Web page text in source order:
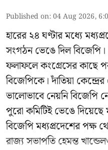
Published on:04 Aug 2026,
হারের ২৪ ঘণ্টার মধ্যে
সংগঠন ভেঙে দিল বিজেপি।
ফলাফলে কংগ্রেসের কাছে
বিজেপিকে। দাঁতিয়া
ভালোভাবে নেয়নি বিজেপি
পুরো কমিটিই ভেঙে দিয়েছে
বিজেপি মধ্যপ্রদেশের পক্ষ
রাজ্য সভাপতি হেমন্ত